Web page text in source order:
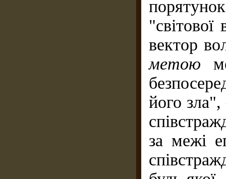
вектор
метою
його
за межі